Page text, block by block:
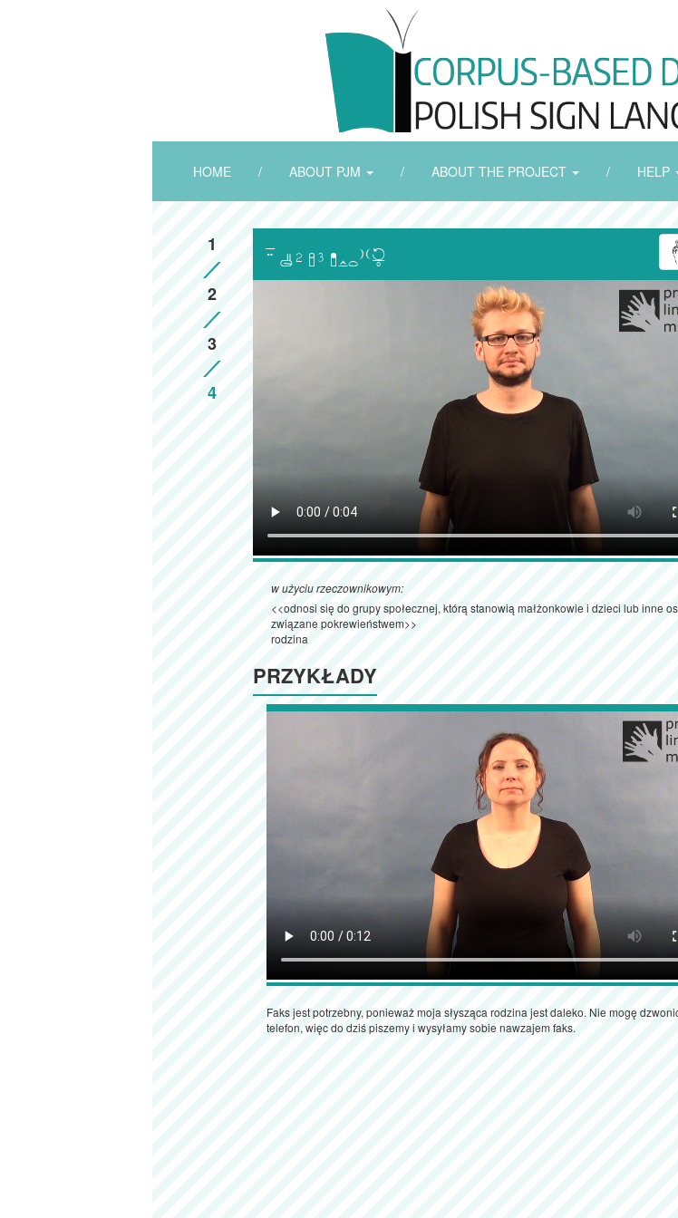
HOME / ABOUT PJM / ABOUT THE PROJECT / HELP
1
2
3
4

w użyciu rzeczownikowym:
<<odnosi się do grupy społecznej, którą stanowią małżonkowie i dzieci lub inne
związane pokrewieństwem>>
rodzina
PRZYKŁADY
Faks jest potrzebny, ponieważ moja słysząca rodzina jest daleko. Nie mogę
telefon, więc do dziś piszemy i wysyłamy sobie nawzajem faks.